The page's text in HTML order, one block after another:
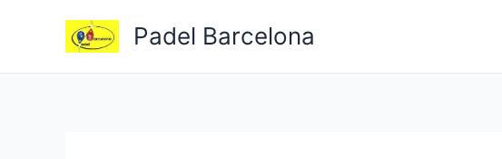
contenido
Padel Barcelona